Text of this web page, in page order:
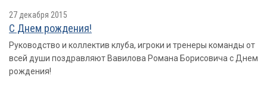
27 декабря 2015
С Днем рождения!
Руководство и коллектив клуба, игроки и тренеры команды от
всей души поздравляют Вавилова Романа Борисовича с Днем
рождения!